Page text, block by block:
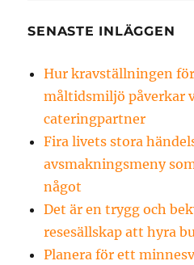
SENASTE INLÄGGEN
Hur kravställningen
måltidsmiljö påverkar
cateringpartner
Fira livets stora
avsmakningsmeny
något
Det är en trygg och
resesällskap att hyra
Planera för ett